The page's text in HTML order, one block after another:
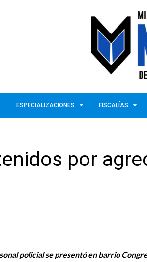
ESPECIALIZACIONES FISCALÍAS
por
policial se presentó en barrio